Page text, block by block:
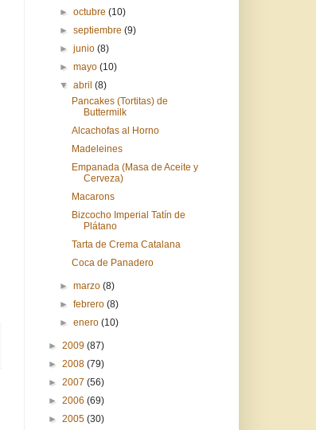
►octubre(10)
►septiembre(9)
►junio(8)
►mayo(10)
▼abril(8)
Pancakes (Tortitas) de
Buttermilk
Alcachofas al Horno
Madeleines
Empanada (Masa de Aceite y
Cerveza)
Macarons
Bizcocho Imperial Tatín de
Plátano
Tarta de Crema Catalana
Coca de Panadero
►marzo(8)
►febrero(8)
►enero(10)
► 2009 (87)
► 2008 (79)
► 2007 (56)
► 2006 (69)
► 2005 (30)